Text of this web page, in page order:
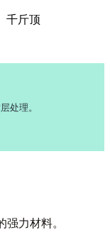
千斤顶
处理。
力材料。